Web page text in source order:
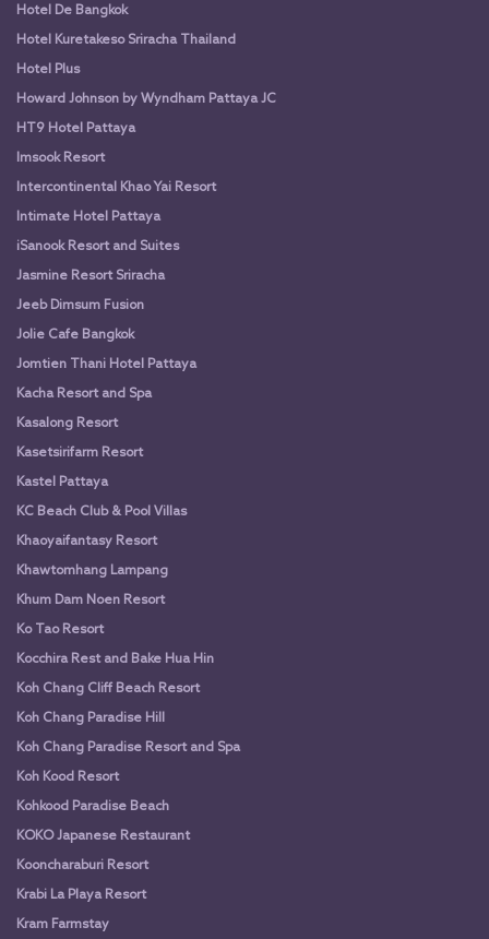
Hotel De Bangkok
Hotel Kuretakeso Sriracha Thailand
Hotel Plus
Howard Johnson by Wyndham Pattaya JC
HT9 Hotel Pattaya
Imsook Resort
Intercontinental Khao Yai Resort
Intimate Hotel Pattaya
iSanook Resort and Suites
Jasmine Resort Sriracha
Jeeb Dimsum Fusion
Jolie Cafe Bangkok
Jomtien Thani Hotel Pattaya
Kacha Resort and Spa
Kasalong Resort
Kasetsirifarm Resort
Kastel Pattaya
KC Beach Club & Pool Villas
Khaoyaifantasy Resort
Khawtomhang Lampang
Khum Dam Noen Resort
Ko Tao Resort
Kocchira Rest and Bake Hua Hin
Koh Chang Cliff Beach Resort
Koh Chang Paradise Hill
Koh Chang Paradise Resort and Spa
Koh Kood Resort
Kohkood Paradise Beach
KOKO Japanese Restaurant
Kooncharaburi Resort
Krabi La Playa Resort
Kram Farmstay